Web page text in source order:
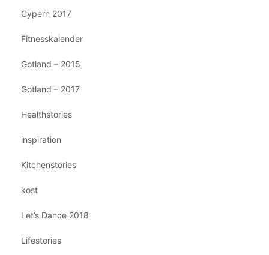
Cypern 2017
Fitnesskalender
Gotland – 2015
Gotland – 2017
Healthstories
inspiration
Kitchenstories
kost
Let’s Dance 2018
Lifestories